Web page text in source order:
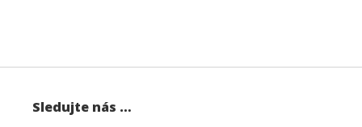
Sledujte nás …